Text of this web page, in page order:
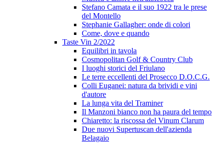
Stefano Camata e il suo 1922 tra le prese
del Montello
Stephanie Gallagher: onde di colori
Come, dove e quando
Taste Vin 2/2022
Equilibri in tavola
Cosmopolitan Golf & Country Club
I luoghi storici del Friulano
Le terre eccellenti del Prosecco D.O.C.G.
Colli Euganei: natura da brividi e vini
d'autore
La lunga vita del Traminer
Il Manzoni bianco non ha paura del tempo
Chiaretto: la riscossa del Vinum Clarum
Due nuovi Supertuscan dell'azienda
Belagaio